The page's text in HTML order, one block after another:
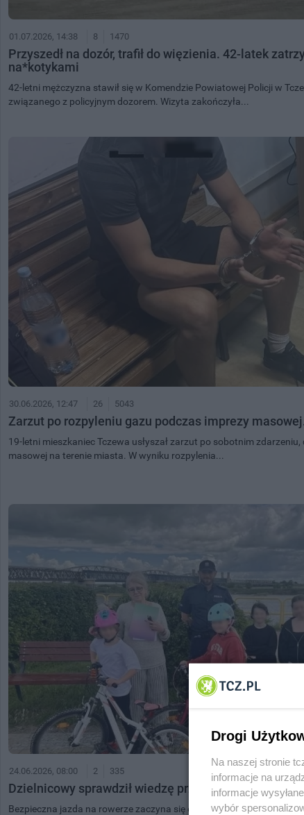
01.07.2026, 14:38 8 1470
Przyszedł na dozór, trafił do więzienia. 42-latek
na*kotykami
42-letni mężczyzna stawił się w Komendzie Powiatowej Policji w
związanego z policyjnym dozorem. Wizyta zakończyła...
30.06.2026, 12:47 26 5043
Zarzut po rozpyleniu gazu podczas imprezy
19-letni mieszkaniec Tczewa usłyszał zarzut po sobotnim
masowej na terenie miasta. W wyniku rozpylenia...
24.06.2026, 08:00 2 335
Dzielnicowy sprawdził wiedzę przyszłych
Bezpieczna jazda na rowerze zaczyna się od znajomości przepisów.
Drogi
Na naszej stronie
informacje na
informacje
wybór